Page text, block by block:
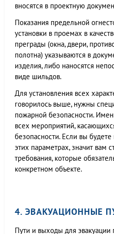
вносятся в проектную
Показания предельной
установки в проемах в
преграды (окна, двери,
полотна) указываются в
изделия, либо наносятся
виде шильдов.
Для установления всех
говорилось выше, нужны
пожарной безопасности.
всех мероприятий,
безопасности. Если вы
этих параметрах, значит вам
требования, которые
конкретном объекте.
4. ЭВАКУАЦИОННЫЕ
Пути и выходы для